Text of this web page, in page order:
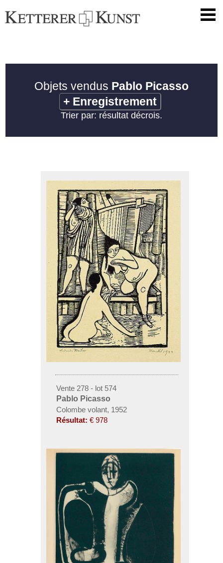
Objets vendus Pablo Picasso
+ Enregistrement
Trier par: résultat décrois.
Vente 278 - lot 574
Pablo Picasso
Colombe volant, 1952
Résultat: € 978